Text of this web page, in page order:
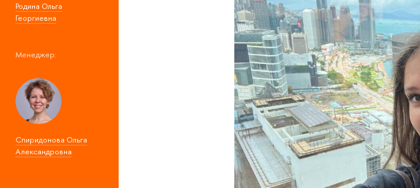
Родина Ольга
Георгиевна
Менеджер:
Спиридонова Ольга
Александровна